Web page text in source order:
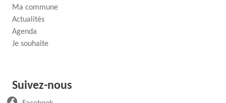
Ma commune
Actualités
Agenda
Je souhaite
Suivez-nous
(ouvre un nouvel onglet)